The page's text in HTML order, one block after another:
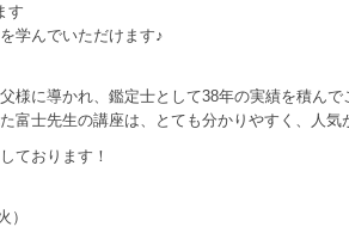
す
学んでいただけます♪
様に導かれ、鑑定士として38年の実績を積ん
富士先生の講座は、とても分かりやすく、人気
ております！
）